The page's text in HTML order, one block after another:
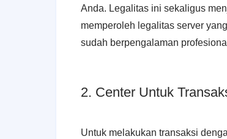
Anda. Legalitas ini sekaligus
memperoleh legalitas server
sudah berpengalaman
2. Center Untuk
Untuk melakukan transaksi